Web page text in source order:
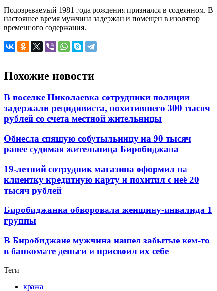
Подозреваемый 1981 года рождения признался в содеянном. В
настоящее время мужчина задержан и помещен в изолятор
временного содержания.
Похожие новости
В поселке Николаевка сотрудники полиции
задержали рецидивиста, похитившего 300 тысяч
рублей со счета местной жительницы
Обнесла спящую собутыльницу на 90 тысяч
ранее судимая жительница Биробиджана
19-летний сотрудник магазина оформил на
клиентку кредитную карту и похитил с неё 20
тысяч рублей
Биробиджанка обворовала женщину-инвалида 1
группы
В Биробиджане мужчина нашел забытые кем-то
в банкомате деньги и присвоил их себе
Теги
кража